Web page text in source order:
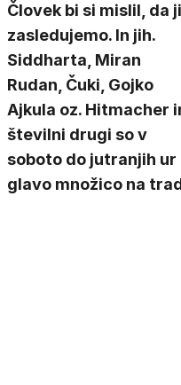
Človek bi si mislil, da
zasledujemo. In jih.
Siddharta, Miran
Rudan, Čuki, Gojko
Ajkula oz. Hitmacher
številni drugi so v
soboto do jutranjih
glavo množico na